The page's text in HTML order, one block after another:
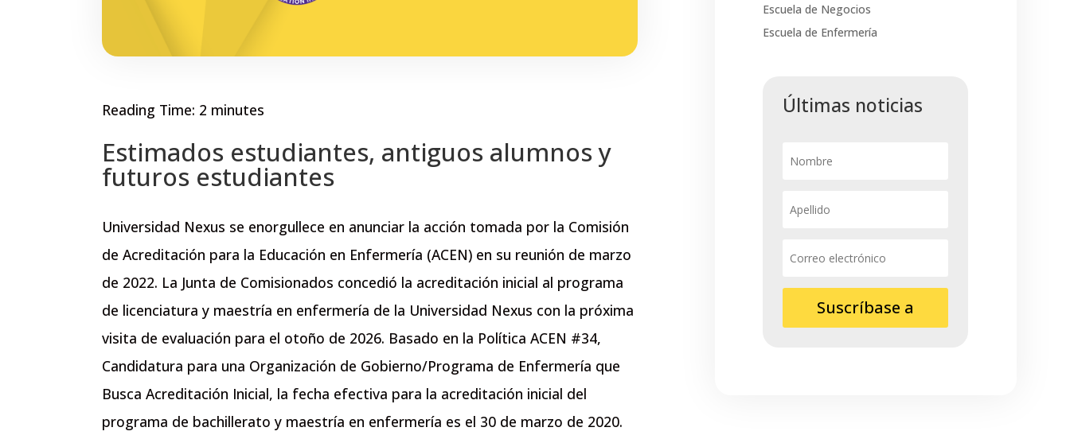
Reading Time: 2 minutes
Estimados estudiantes, antiguos alumnos y
futuros estudiantes
Universidad Nexus se enorgullece en anunciar la acción tomada por la Comisión
de Acreditación para la Educación en Enfermería (ACEN) en su reunión de marzo
de 2022. La Junta de Comisionados concedió la acreditación inicial al programa
de licenciatura y maestría en enfermería de la Universidad Nexus con la próxima
visita de evaluación para el otoño de 2026. Basado en la Política ACEN #34,
Candidatura para una Organización de Gobierno/Programa de Enfermería que
Busca Acreditación Inicial, la fecha efectiva para la acreditación inicial del
programa de bachillerato y maestría en enfermería es el 30 de marzo de 2020.
Escuela de Negocios
Escuela de Enfermería
Últimas noticias
Suscríbase a